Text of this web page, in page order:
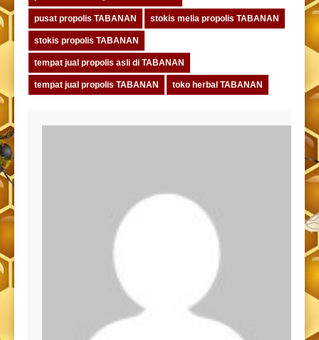
pusat propolis TABANAN stokis melia propolis TABANAN
stokis propolis TABANAN
tempat jual propolis asli di TABANAN
tempat jual propolis TABANAN toko herbal TABANAN